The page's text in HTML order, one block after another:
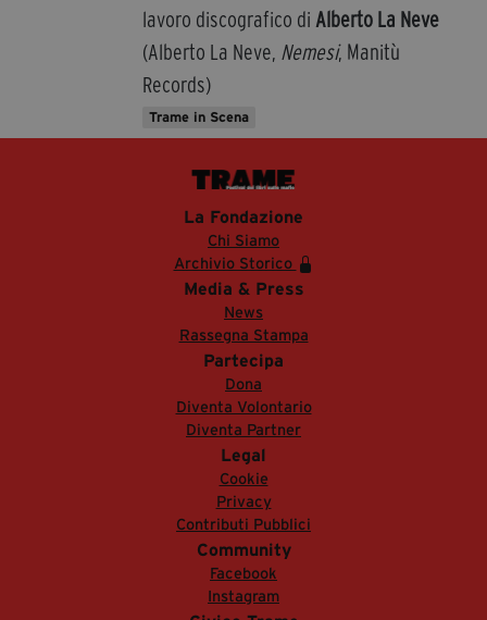
lavoro discografico di Alberto La Neve
(Alberto La Neve, Nemesi, Manitù
Records)
Trame in Scena
La Fondazione
Chi Siamo
Archivio Storico
Media & Press
News
Rassegna Stampa
Partecipa
Dona
Diventa Volontario
Diventa Partner
Legal
Cookie
Privacy
Contributi Pubblici
Community
Facebook
Instagram